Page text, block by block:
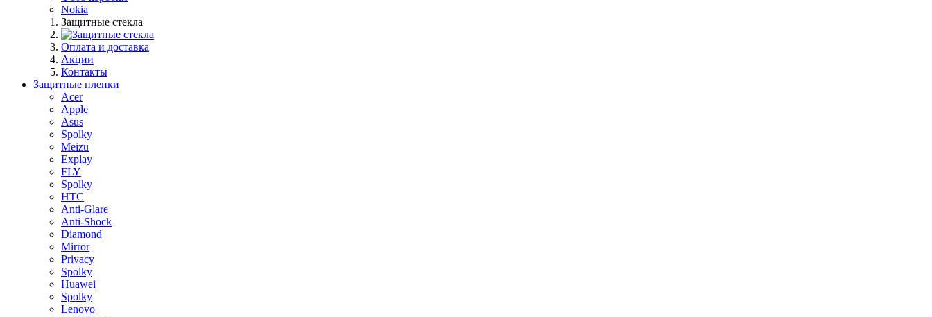
Nokia
Защитные стекла
Оплата и доставка
Акции
Контакты
Защитные пленки
Acer
Apple
Asus
Spolky
Meizu
Explay
FLY
Spolky
HTC
Anti-Glare
Anti-Shock
Diamond
Mirror
Privacy
Spolky
Huawei
Spolky
Lenovo